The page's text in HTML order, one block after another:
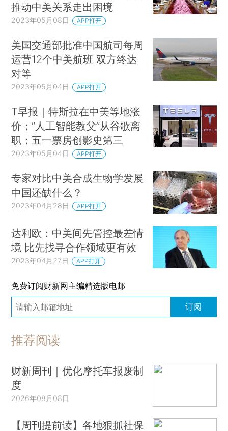
推动中美关系走出困境
2023年05月08日 APP打开
美国交通部批准中国航司每周
运营12个中美航班 双方终达
对等
2023年05月04日 APP打开
T早报｜特斯拉在中美等地涨
价；“人工智能教父”从谷歌离
职；五一票房创影史第三
2023年05月04日 APP打开
专家对比中美合成生物学发展
中国还缺什么？
2023年04月28日 APP打开
达利欧：中美间先管控最差情
境 比先找寻合作领域更有效
2023年04月27日 APP打开
免费订阅财新网主编精选版电邮
订阅
推荐阅读
财新周刊｜优化摩托车报废制
度
2026年08月08日
【周刊提前读】各地狠抓社保